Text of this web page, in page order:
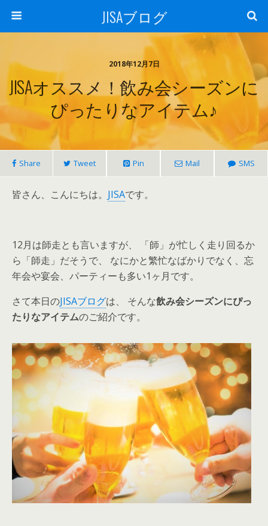
JISAブログ
2018年12月7日
JISAオススメ！飲み会シーズンに
ぴったりなアイテム♪
Share Tweet Pin Mail SMS
皆さん、こんにちは。 JISAです。
12月は師走とも言いますが、 「師」が忙しく走り回るか
ら「師走」だそうで、 なにかと繁忙なばかりでなく、忘
年会や宴会、パーティーも多い1ヶ月です。
さて本日のJISAブログは、 そんな飲み会シーズンにぴっ
たりなアイテムのご紹介です。